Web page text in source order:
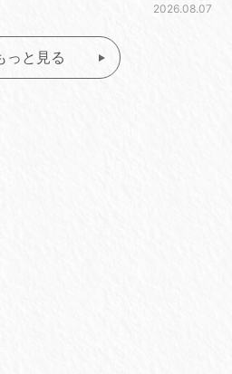
2026.08.07
っと見る